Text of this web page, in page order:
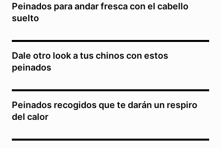
Peinados para andar fresca con el cabello
suelto
Dale otro look a tus chinos con estos
peinados
Peinados recogidos que te darán un respiro
del calor